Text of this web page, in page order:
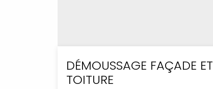
DÉMOUSSAGE FAÇADE ET
TOITURE